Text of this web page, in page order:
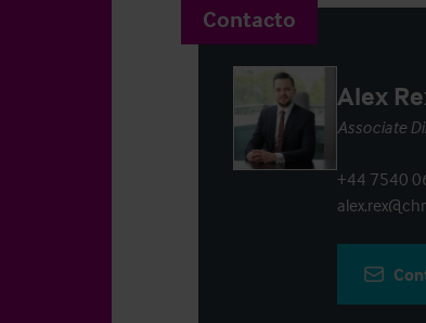
Contacto
Alex
Associate
+44 7540